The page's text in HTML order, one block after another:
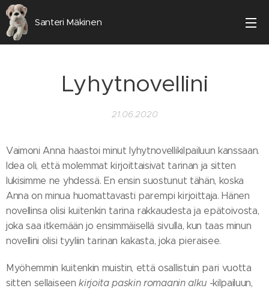
Santeri Mäkinen
Lyhytnovellini
21.06.2020
Vaimoni Anna haastoi minut lyhytnovellikilpailuun kanssaan.
Idea oli, että molemmat kirjoittaisivat tarinan ja sitten
lukisimme ne yhdessä. En ensin suostunut tähän, koska
Anna on minua huomattavasti parempi kirjoittaja. Hänen
novellinsa olisi kuitenkin tarina rakkaudesta ja epätoivosta,
joka saa itkemään jo ensimmäisellä sivulla, kun taas minun
novellini olisi tyyliin tarinan kakasta, joka pieraisee.
Myöhemmin kuitenkin muistin, että osallistuin pari vuotta
sitten sellaiseenkirjoita paskin romaanin alku-kilpailuun,